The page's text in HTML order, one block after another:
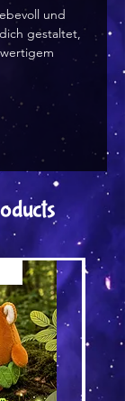
und
gestaltet,